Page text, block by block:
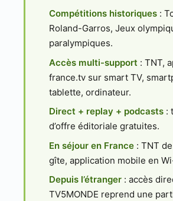
Compétitions historiques :
Roland-Garros, Jeux
paralympiques.
Accès multi-support : TNT,
france.tv sur smart TV,
tablette, ordinateur.
Direct + replay + podcasts :
d’offre éditoriale gratuites.
En séjour en France : TNT
gîte, application mobile en
Depuis l’étranger : accès
TV5MONDE reprend une